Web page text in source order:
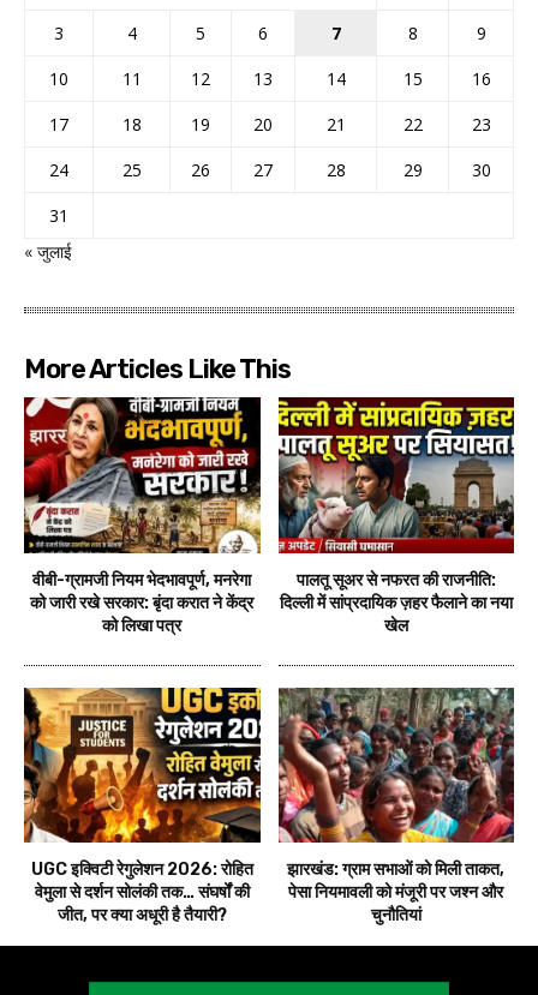
3
4 5 6 7 8
9
10
11 12 13 14 15
16
17
18 19 20 21 22
23
24
25 26 27 28 29
30
31
« जुलाई
More Articles Like This
वीबी-ग्रामजी नियम भेदभावपूर्ण, मनरेगा
को जारी रखे सरकार: बृंदा करात ने केंद्र
को लिखा पत्र
पालतू सूअर से नफरत की राजनीति:
दिल्ली में सांप्रदायिक ज़हर फैलाने का नया
खेल
UGC इक्विटी रेगुलेशन 2026: रोहित
वेमुला से दर्शन सोलंकी तक… संघर्षों की
जीत, पर क्या अधूरी है तैयारी?
झारखंड: ग्राम सभाओं को मिली ताकत,
पेसा नियमावली को मंजूरी पर जश्न और
चुनौतियां